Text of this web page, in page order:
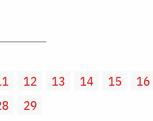
12 13 14 15 16
29